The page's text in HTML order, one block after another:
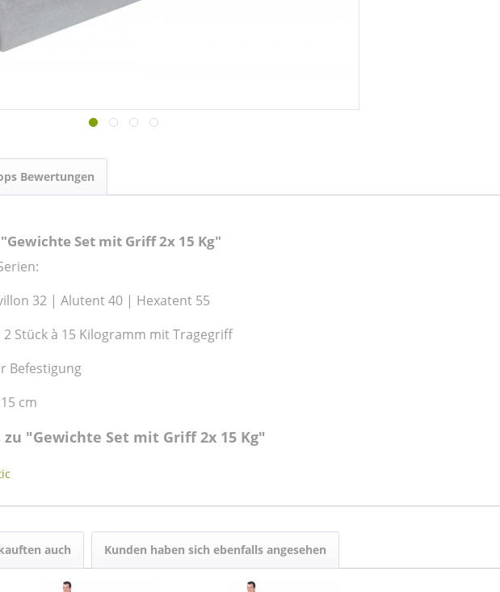
Bewertungen
Set mit Griff 2x 15 Kg"
32 | Alutent 40 | Hexatent 55
2 Stück à 15 Kilogramm mit Tragegriff
Befestigung
cm
"Gewichte Set mit Griff 2x 15 Kg"
auch Kunden haben sich ebenfalls angesehen